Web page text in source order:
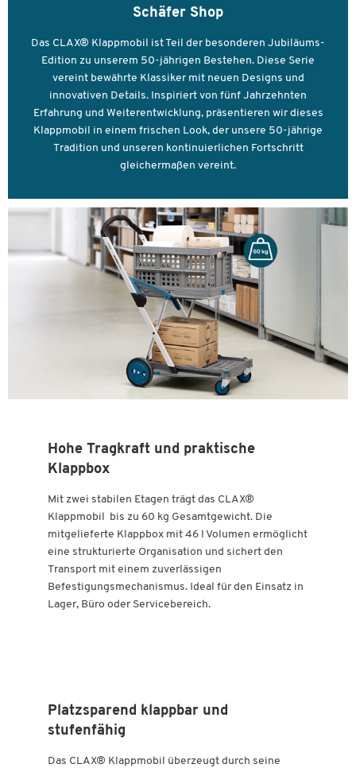
Schäfer Shop
Das CLAX® Klappmobil ist Teil der besonderen Jubiläums-
Edition zu unserem 50-jährigen Bestehen. Diese Serie
vereint bewährte Klassiker mit neuen Designs und
innovativen Details. Inspiriert von fünf Jahrzehnten
Erfahrung und Weiterentwicklung, präsentieren wir dieses
Klappmobil in einem frischen Look, der unsere 50-jährige
Tradition und unseren kontinuierlichen Fortschritt
gleichermaßen vereint.
Hohe Tragkraft und praktische
Klappbox
Mit zwei stabilen Etagen trägt das CLAX®
Klappmobil bis zu 60 kg Gesamtgewicht. Die
mitgelieferte Klappbox mit 46 l Volumen ermöglicht
eine strukturierte Organisation und sichert den
Transport mit einem zuverlässigen
Befestigungsmechanismus. Ideal für den Einsatz in
Lager, Büro oder Servicebereich.
Platzsparend klappbar und
stufenfähig
Das CLAX® Klappmobil überzeugt durch seine